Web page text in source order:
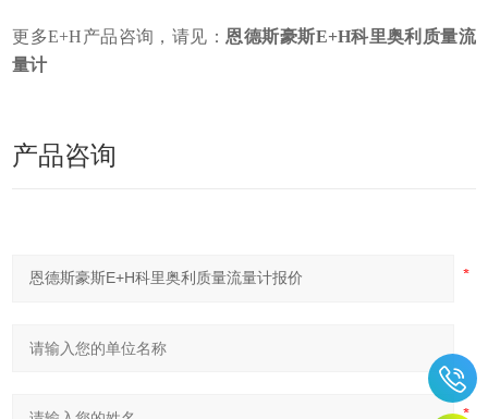
更多E+H产品咨询，请见： 恩德斯豪斯E+H科里奥利质量流
量计
产品咨询